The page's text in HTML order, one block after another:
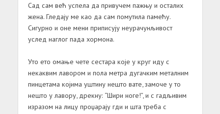
Сад сам већ успела да привучем пажњу и осталих
жена. Гледају ме као да сам помутила памећу.
Сигурно и оне мени приписују неурачунљивост
услед наглог пада хормона.
Уто ето омање чете сестара које у круг иду с
некаквим лавором и пола метра дугачким металним
пинцетама којима уштину нешто вате, замоче у то
нешто у лавору, дрекну: “Шири ноге!”, и с гадљивим
изразом на лицу проџарају гди и шта треба с